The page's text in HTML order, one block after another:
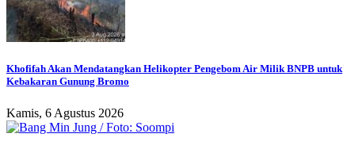
Khofifah Akan Mendatangkan Helikopter Pengebom Air Milik BNPB untuk
Kebakaran Gunung Bromo
Kamis, 6 Agustus 2026